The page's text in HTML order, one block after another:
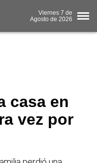
Viernes 7 de
Agosto de 2026
casa en
vez por